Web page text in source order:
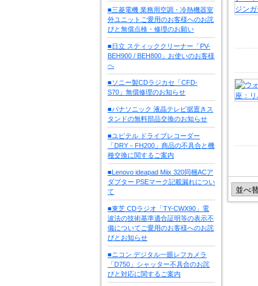
■三菱電機 業務用空調・冷熱機器室
外ユニットご愛用のお客様へのお詫
びと無償点検・修理のお願い
■日立 スティッククリーナー「PV-
BEH900 / BEH800」お使いのお客様
へ
■ソニー製CDラジカセ「CFD-
S70」無償修理のお知らせ
■パナソニック 液晶テレビ据置きス
タンドの無料部品交換のお知らせ
■ユピテル ドライブレコーダー
「DRY－FH200」商品の不具合と機
種交換に関するご案内
■Lenovo ideapad Miix 320同梱ACア
ダプター PSEマーク記載漏れについ
て
■東芝 CDラジオ「TY-CWX90」電
波法の技術基準適合証明等の表示不
備についてご愛用のお客様へのお詫
びとお知らせ
■ニコン デジタル一眼レフカメラ
「D750」シャッター不具合のお詫
びと対応に関するご案内